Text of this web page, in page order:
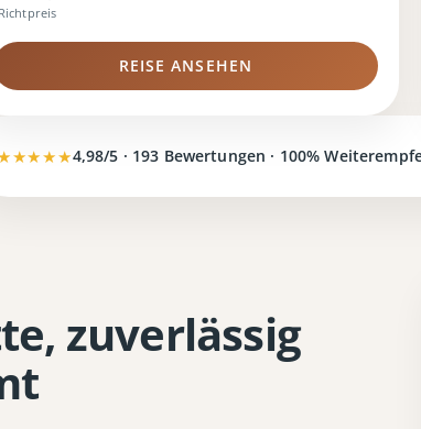
Richtpreis
REISE ANSEHEN
4,98/5 · 193 Bewertungen · 100%
zuverlässig